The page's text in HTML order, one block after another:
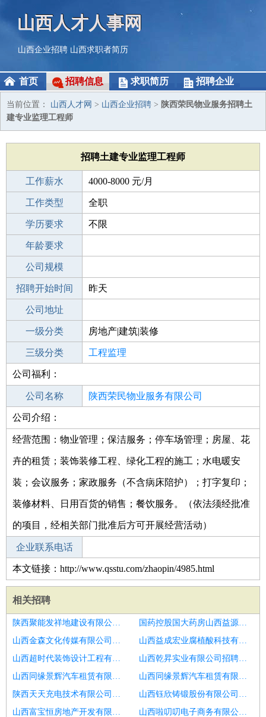
山西人才人事网
山西企业招聘 山西求职者简历
首页 招聘信息 求职简历 招聘企业
当前位置： 山西人才网 > 山西企业招聘 > 陕西荣民物业服务招聘土
建专业监理工程师
招聘土建专业监理工程师
工作薪水 4000-8000 元/月
招聘人数 若干
工作类型 全职
性别要求 -
学历要求 不限
工作经验
年龄要求
工作地点
公司规模
公司电话
招聘开始时间 昨天
招聘结束时间
公司地址
一级分类 房地产|建筑|装修
二级分类 建筑/装修
三级分类 工程监理
其他行业
公司福利：
公司名称 陕西荣民物业服务有限公司
公司类型
公司介绍：
经营范围：物业管理；保洁服务；停车场管理；房屋、花
卉的租赁；装饰装修工程、绿化工程的施工；水电暖安
装；会议服务；家政服务（不含病床陪护）；打字复印；
装修材料、日用百货的销售；餐饮服务。（依法须经批准
的项目，经相关部门批准后方可开展经营活动）
企业联系电话
本文链接：http://www.qsstu.com/zhaopin/4985.html
相关招聘
陕西聚能发祥地建设有限公司招聘土建监理员
国药控股国大药房山西益源连锁有限公司胜利西街店招聘土建监理工程师
山西金森文化传媒有限公司招聘监理员
山西益成宏业腐植酸科技有限公司招聘工程监理员
山西超时代装饰设计工程有限公司招聘莱芜市招聘监理员6
山西乾昇实业有限公司招聘安全监理工程师
山西同缘景辉汽车租赁有限公司招聘水利部监理工程师
山西同缘景辉汽车租赁有限公司招聘监理员
陕西天天充电技术有限公司招聘安全监理工程师
山西钰欣铸锻股份有限公司招聘兼职）国家注册监理工程师
山西富宝恒房地产开发有限公司招聘工程监理
山西啦叨叨电子商务有限公司招聘专业监理工程师